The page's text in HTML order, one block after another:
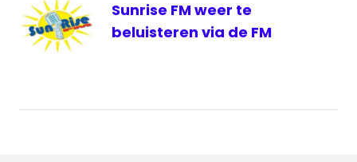
Sunrise FM weer te
beluisteren via de FM